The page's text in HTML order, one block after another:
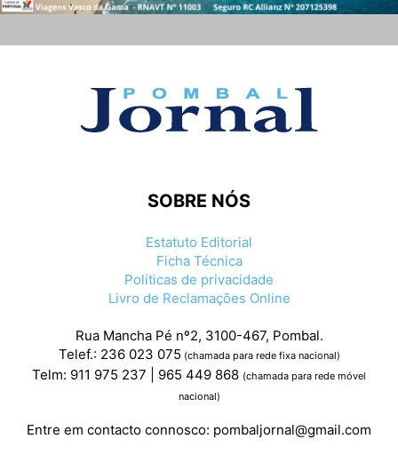
SOBRE NÓS
Estatuto Editorial
Ficha Técnica
Políticas de privacidade
Livro de Reclamações Online
Rua Mancha Pé nº2, 3100-467, Pombal.
Telef.: 236 023 075 (chamada para rede fixa nacional)
Telm: 911 975 237 | 965 449 868 (chamada para rede móvel
nacional)
Entre em contacto connosco: pombaljornal@gmail.com